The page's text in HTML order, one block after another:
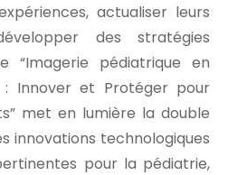
actualiser leurs
des stratégies
“Imagerie pédiatrique en
: Innover et Protéger pour
met en lumière la double
innovations technologiques
pour la pédiatrie,